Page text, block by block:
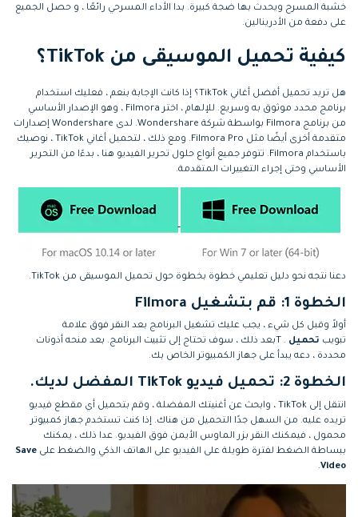
خشبة المسرح ويحدث بها ضجة كبيرة. بدا الأداء المسرحي رائعًا ، و حصل الجميع
على دفعة من الأدرينالين.
كيفية تحميل الموسيقى من TikTok؟
هل تريد تحميل أفضل أغاني TikTok؟ إذا كانت الإجابة بنعم ، فعليك استخدام
برنامج محدد موثوق به وسريع. للإلهام ، اختر Filmora ، وهو الإصدار الأساسي
من برنامج Filmora بواسطة شركة Wondershare. لدى Wondershare إصدارات
متقدمة أخرى أيضًا مثل Filmora Pro. ومع ذلك ، لتحميل أغاني TikTok ، نوصيك
باستخدام Filmora. تتوفر جميع أنواع حلول تحرير الفيديو هنا ، بدءًا من التحرير
الأساسي وحتى إجراء التغييرات المتقدمة.
دعنا نتجه نحو دليل تعليمي خطوة بخطوة حول تحميل الموسيقى من TikTok.
الخطوة 1: قم بتشغيل Filmora
أولاً وقبل كل شيء ، يجب عليك تشغيل البرنامج بعد النقر فوق علامة
تبويب تحميل
. Tبعد ذلك ، سوف تحتاج إلى تثبيت البرنامج. بعد منحه أذونات
محددة ، دعه يبدأ على جهاز الكمبيوتر الخاص بك.
الخطوة 2: تحميل فيديو TikTok المفضل لديك.
انتقل إلى TikTok ، وابحث عن أغنيتك المفضلة ، وقم بتحميل أي مقطع فيديو
تريده عليه. من السهل جدًا التحميل من هناك. إذا كنت تستخدم جهاز كمبيوتر
محمول ، فيمكنك النقر بزر الماوس الأيمن فوق الفيديو. عدا ذلك ، يمكنك
ببساطة الضغط لفترة طويلة على الفيديو على الهاتف الذكي والضغط على Save
Video
.